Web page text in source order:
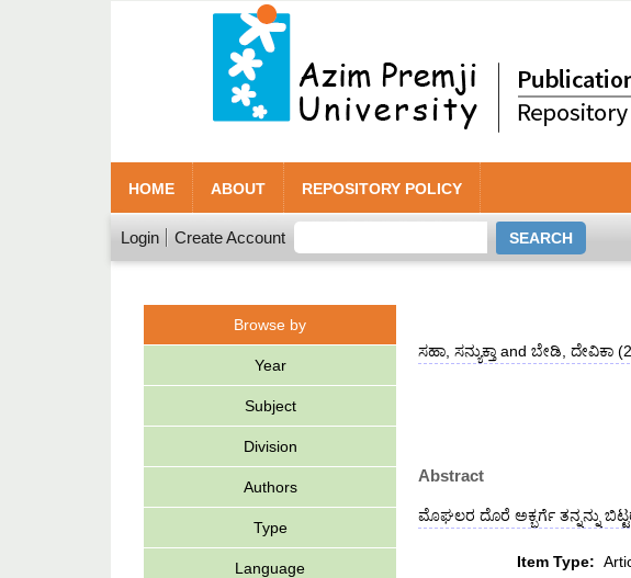
HOME ABOUT REPOSITORY POLICY
Login Create Account
Browse by
Year
Subject
Division
Authors
Type
Language
ಸಹಾ, ಸನ್ಯುಕ್ತಾ and ಬೇಡಿ, ದೇವಿಕಾ
Abstract
ಮೊಘಲರ ದೊರೆ ಅಕ್ಬರ್ಗೆ ತನ್ನನ್ನು
Item Type: